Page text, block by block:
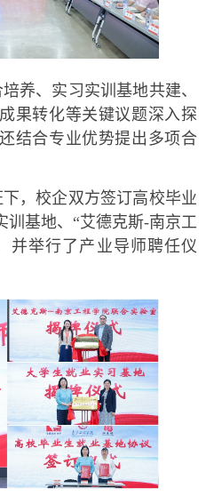
养、实习实训基地共建、
果转化等关键议题深入探
结合专业优势提出多项合
，校企双方签订高校毕业
训基地、“艾德克斯-南京工
并举行了产业导师聘任仪